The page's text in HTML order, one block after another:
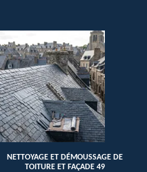
NETTOYAGE ET DÉMOUSSAGE DE
TOITURE ET FAÇADE 49